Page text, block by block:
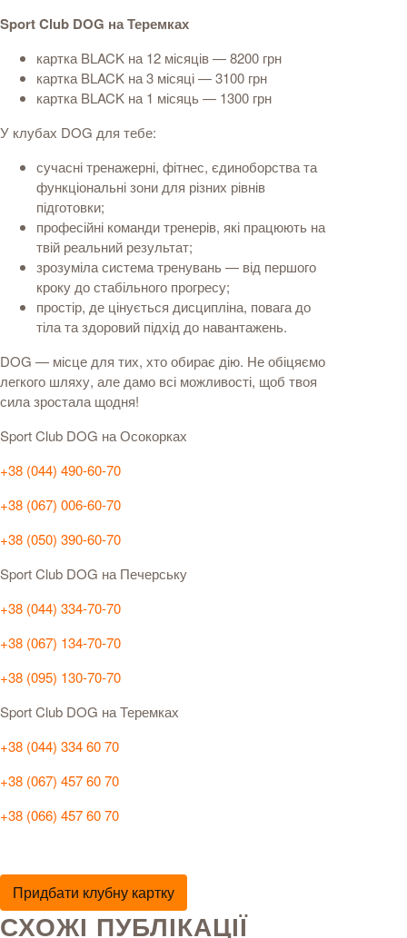
Sport Club DOG на Теремках
картка BLACK на 12 місяців — 8200 грн
картка BLACK на 3 місяці — 3100 грн
картка BLACK на 1 місяць — 1300 грн
У клубах DOG для тебе:
сучасні тренажерні, фітнес, єдиноборства та
функціональні зони для різних рівнів
підготовки;
професійні команди тренерів, які працюють на
твій реальний результат;
зрозуміла система тренувань — від першого
кроку до стабільного прогресу;
простір, де цінується дисципліна, повага до
тіла та здоровий підхід до навантажень.
DOG — місце для тих, хто обирає дію. Не обіцяємо
легкого шляху, але дамо всі можливості, щоб твоя
сила зростала щодня!
Sport Club DOG на Осокорках
+38 (044) 490-60-70
+38 (067) 006-60-70
+38 (050) 390-60-70
Sport Club DOG на Печерську
+38 (044) 334-70-70
+38 (067) 134-70-70
+38 (095) 130-70-70
Sport Club DOG на Теремках
+38 (044) 334 60 70
+38 (067) 457 60 70
+38 (066) 457 60 70
Придбати клубну картку
СХОЖІ ПУБЛІКАЦІЇ